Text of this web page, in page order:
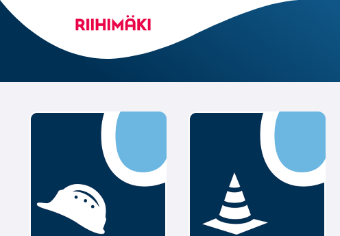
Siirry
päänäkymään
Riihimäen
asiointipalvelu